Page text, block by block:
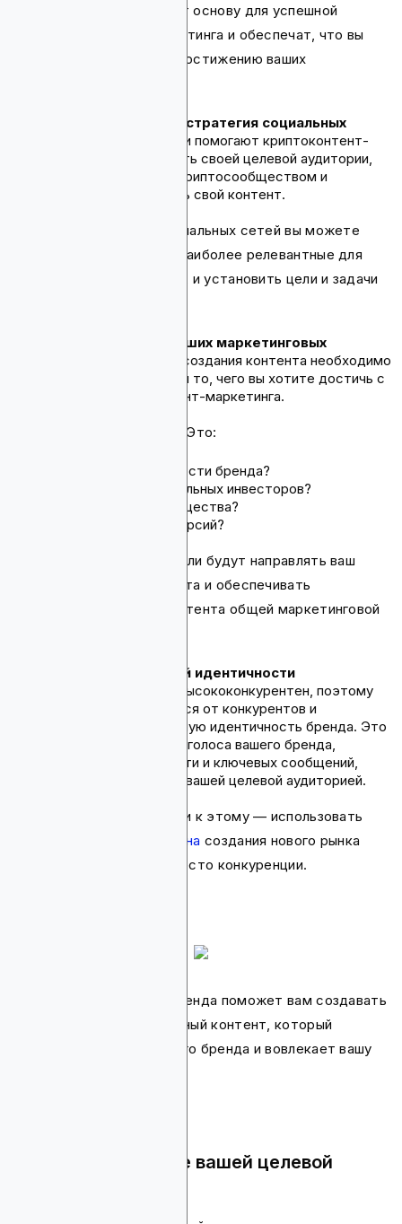
Эти предпосылки заложат основу для успешной
стратегии контент-маркетинга и обеспечат, что вы
хорошо подготовлены к достижению ваших
Четко определенная стратегия социальных
Социальные сети помогают криптоконтент-
маркетологам достигать своей целевой аудитории,
взаимодействовать с криптосообществом и
эффективно продвигать свой контент.
С четкой стратегией социальных сетей вы можете
определить платформы, наиболее релевантные для
вашей целевой аудитории, и установить цели и задачи
Четкое понимание ваших маркетинговых
Перед началом создания контента необходимо
определить ваши цели и то, чего вы хотите достичь с
помощью усилий контент-маркетинга.
Чего вы хотите достичь? Это:
построение узнаваемости бренда?
привлечение потенциальных инвесторов?
обучение криптосообщества?
стимулирование конверсий?
Четкие маркетинговые цели будут направлять ваш
процесс создания контента и обеспечивать
соответствие вашего контента общей маркетинговой
Установление сильной идентичности
Крипторынок высококонкурентен, поэтому
крайне важно отличаться от конкурентов и
устанавливать уникальную идентичность бренда. Это
включает определение голоса вашего бренда,
визуальной идентичности и ключевых сообщений,
которые резонируют с вашей целевой аудиторией.
Один из способов подойти к этому — использовать
Стратегию Голубого океана создания нового рынка
вокруг вашего бренда вместо конкуренции.
Сильная идентичность бренда поможет вам создавать
последовательный и связный контент, который
отражает ценности вашего бренда и вовлекает вашу
Шаг 1: Определение вашей целевой